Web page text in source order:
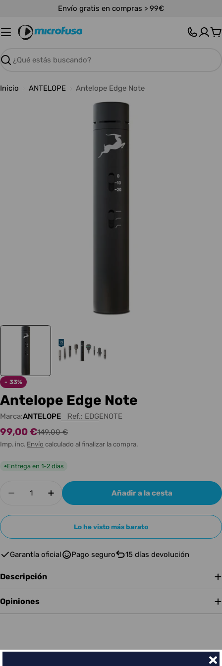
contenido
Envío gratis en compras > 99€
Buscar
Inicio ANTELOPE Antelope Edge Note
- 33%
Antelope Edge Note
Marca:ANTELOPE Ref.: EDGENOTE
Precio
de
99,00 €
Precio
habitual
149,00 €
Imp. inc. Envío calculado al finalizar la compra.
●Entrega en 1-2 días
Disminuir cantidad para Antelope Edge Note
Aumentar cantidad para Antelope
Añadir a la cesta
Lo he visto más barato
Garantía oficial Pago seguro 15 días devolución
Descripción
Opiniones